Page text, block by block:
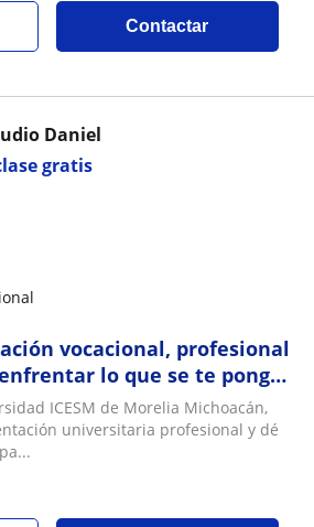
Contactar
gratis
Daniel
vocacional, profesional
lo que se te ponga
laboral y personal
ICESM de Morelia Michoacán,
universitaria profesional y dé